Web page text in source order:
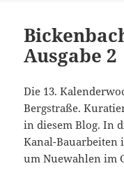
Ausgabe 2
Die 13.
Bergstraße.
in diesem Blog. In
Kanal-Bauarbeiten
um Nuewahlen im